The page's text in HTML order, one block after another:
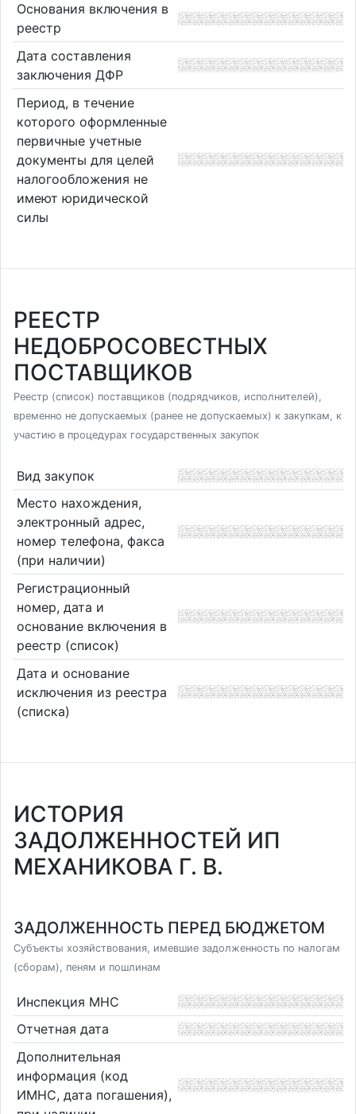
Основания включения в
реестр
Дата составления
заключения ДФР
Период, в течение
которого оформленные
первичные учетные
документы для целей
налогообложения не
имеют юридической
силы
РЕЕСТР
НЕДОБРОСОВЕСТНЫХ
ПОСТАВЩИКОВ
Реестр (список) поставщиков (подрядчиков, исполнителей),
временно не допускаемых (ранее не допускаемых) к закупкам, к
участию в процедурах государственных закупок
Вид закупок
Место нахождения,
электронный адрес,
номер телефона, факса
(при наличии)
Регистрационный
номер, дата и
основание включения в
реестр (список)
Дата и основание
исключения из реестра
(списка)
ИСТОРИЯ
ЗАДОЛЖЕННОСТЕЙ ИП
МЕХАНИКОВА Г. В.
ЗАДОЛЖЕННОСТЬ ПЕРЕД БЮДЖЕТОМ
Субъекты хозяйствования, имевшие задолженность по налогам
(сборам), пеням и пошлинам
Инспекция МНС
Отчетная дата
Дополнительная
информация (код
ИМНС, дата погашения),